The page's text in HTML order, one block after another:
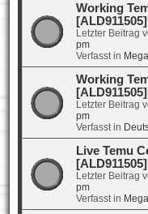
Working
Letzter Beitrag
pm
Verfasst in
Working
Letzter Beitrag
pm
Verfasst in
Live Temu
Letzter Beitrag
pm
Verfasst in